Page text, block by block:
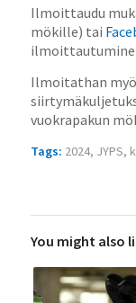
Ilmoittaudu
mökille) tai
Ilmoitathan
vuokrapakun
Tags: 2024, JYPS,
You might also